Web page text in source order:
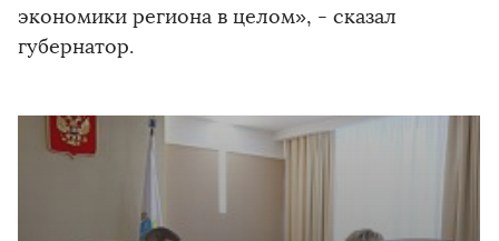
экономики региона в целом», - сказал
губернатор.